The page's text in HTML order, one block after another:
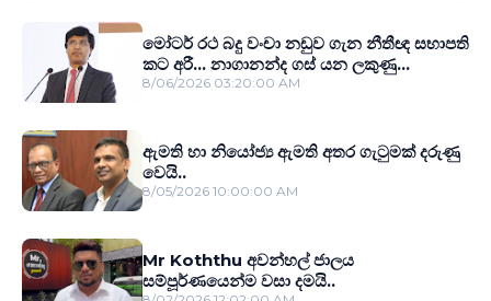
මෝටර් රථ බදු වංචා නඩුව ගැන නීතීඥ සභාපති
කට අරී... නාගානන්ද ගස් යන ලකුණු...
8/06/2026 03:20:00 AM
ඇමති හා නියෝජ්‍ය ඇමති අතර ගැටුමක් දරුණු
වෙයි..
8/05/2026 10:00:00 AM
Mr Koththu අවන්හල් ජාලය
සම්පූර්ණයෙන්ම වසා දමයි..